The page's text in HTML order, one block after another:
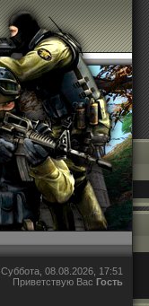
Суббота, 08.08.2026, 17:51
Приветствую Вас Гость